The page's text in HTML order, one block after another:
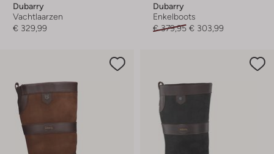
Dubarry
Vachtlaarzen
€ 329,99
Dubarry
Enkelboots
€ 379,95 € 303,99